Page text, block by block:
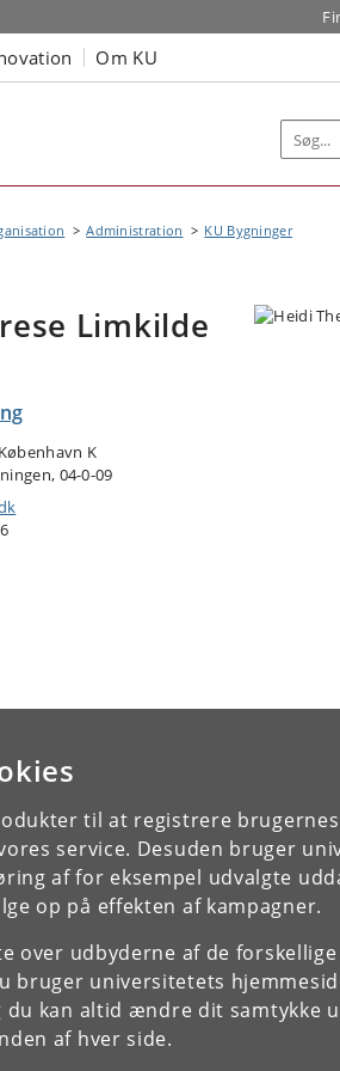
til at registrere
service. Desuden bruger
af for eksempel udvalgte
op på effekten af kampagner.
over udbyderne af de
bruger universitetets
du kan altid ændre dit samtykke
af hver side.
Om KU
Administration
KU Bygninger
Limkilde
K
04-0-09